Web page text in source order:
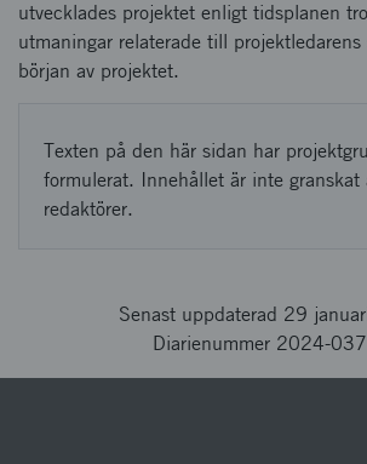
utvecklades projektet enligt tidsplanen
utmaningar relaterade till
början av projektet.
Texten på den här sidan har
formulerat. Innehållet är inte granskat
redaktörer.
Senast uppdaterad 29
Diarienummer 2024-